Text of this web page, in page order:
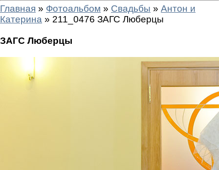
Главная » Фотоальбом » Свадьбы » Антон и
Катерина » 211_0476 ЗАГС Люберцы
ЗАГС Люберцы